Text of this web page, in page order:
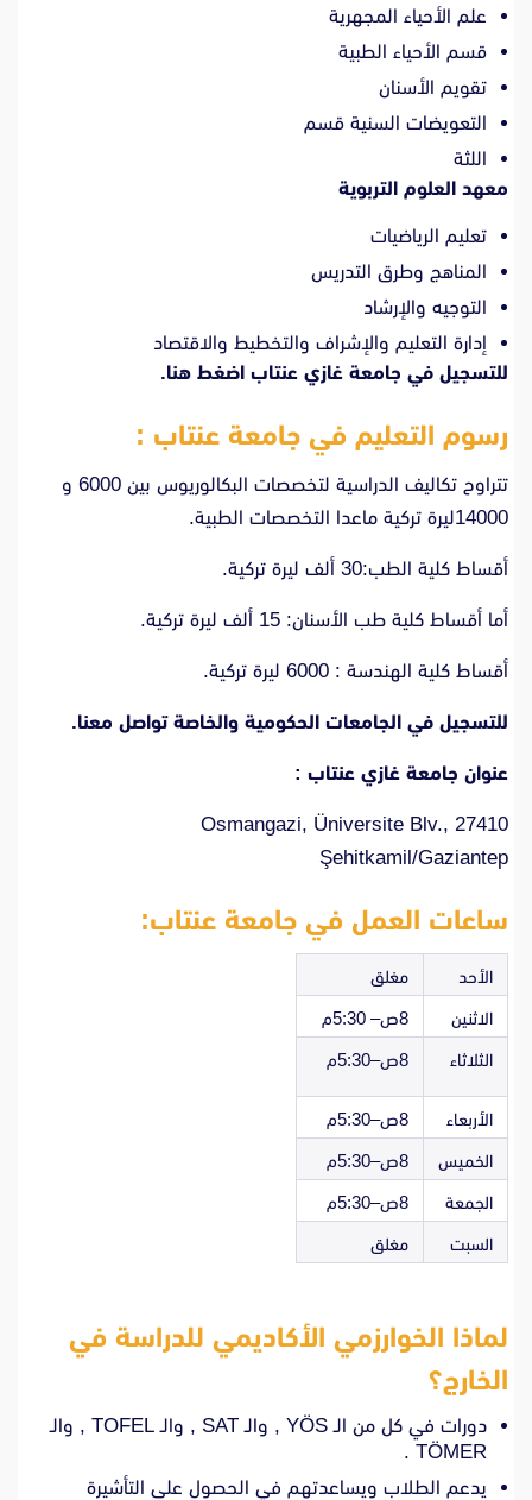
علم الأحياء المجهرية
قسم الأحياء الطبية
تقويم الأسنان
التعويضات السنية قسم
اللثة
معهد العلوم التربوية
تعليم الرياضيات
المناهج وطرق التدريس
التوجيه والإرشاد
إدارة التعليم والإشراف والتخطيط والاقتصاد
للتسجيل في جامعة غازي عنتاب اضغط هنا.
رسوم التعليم في جامعة عنتاب :
تتراوح تكاليف الدراسية لتخصصات البكالوريوس بين 6000 و
14000ليرة تركية ماعدا التخصصات الطبية.
أقساط كلية الطب:30 ألف ليرة تركية.
أما أقساط كلية طب الأسنان: 15 ألف ليرة تركية.
أقساط كلية الهندسة : 6000 ليرة تركية.
للتسجيل في الجامعات الحكومية والخاصةتواصل معنا.
عنوان جامعة غازي عنتاب :
Osmangazi, Üniversite Blv., 27410
Şehitkamil/Gaziantep
ساعات العمل في جامعة عنتاب:
الأحد مغلق
الاثنين 8ص– 5:30م
الثلاثاء 8ص–5:30م
الأربعاء 8ص–5:30م
الخميس 8ص–5:30م
الجمعة 8ص–5:30م
السبت مغلق
لماذا الخوارزمي الأكاديمي للدراسة في
الخارج؟
دورات في كل من الـ YÖS , والـ SAT , والـ TOFEL , والـ
TÖMER .
يدعم الطلاب ويساعدتهم في الحصول على التأشيرة